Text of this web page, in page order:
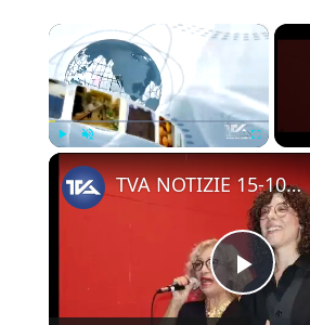
×
Play Unmute
Play
TVA NOTIZIE 15-10-25